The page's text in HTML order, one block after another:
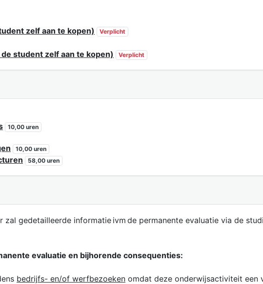
zelf aan te kopen) Verplicht
student zelf aan te kopen) Verplicht
10,00 uren
10,00 uren
58,00 uren
zal gedetailleerde informatie ivm de permanente evaluatie via de
evaluatie en bijhorende consequenties:
bedrijfs- en/of werfbezoeken omdat deze onderwijsactiviteit een